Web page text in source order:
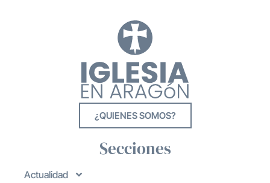
¿QUIENES SOMOS?
Secciones
Actualidad